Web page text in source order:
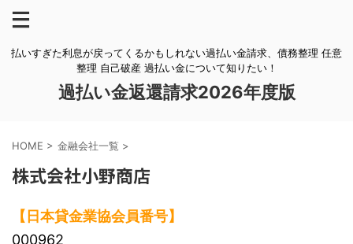
払いすぎた利息が戻ってくるかもしれない過払い金請求、債務整理 任意
整理 自己破産 過払い金について知りたい！
過払い金返還請求2026年度版
HOME > 金融会社一覧 >
株式会社小野商店
【日本貸金業協会員番号】
000962